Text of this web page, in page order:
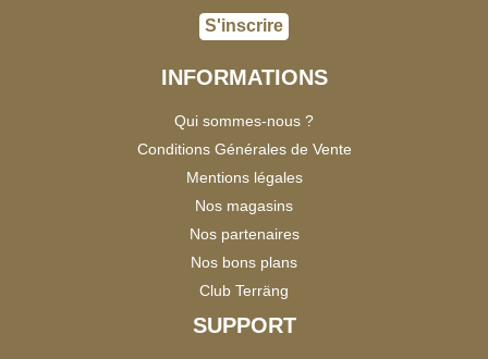
S'inscrire
INFORMATIONS
Qui sommes-nous ?
Conditions Générales de Vente
Mentions légales
Nos magasins
Nos partenaires
Nos bons plans
Club Terräng
SUPPORT